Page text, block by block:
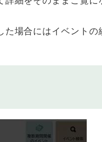
場合にはイベントの